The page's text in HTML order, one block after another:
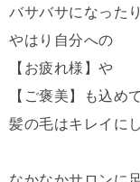
バサバサになった
やはり自分への
【お疲れ様】や
【ご褒美】も込めて
髪の毛はキレイに